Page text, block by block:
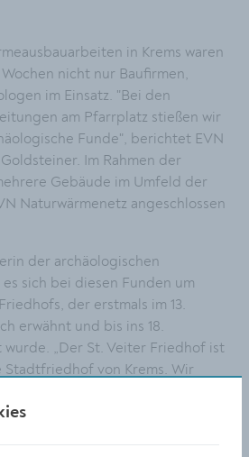
in Krems waren
nicht nur Baufirmen,
im Einsatz. "Bei den
am Pfarrplatz stießen wir
Funde", berichtet EVN
Im Rahmen der
Gebäude im Umfeld der
Naturwärmenetz angeschlossen
der archäologischen
sich bei diesen Funden um
der erstmals im 13.
erwähnt und bis ins 18.
„Der St. Veiter Friedhof ist
von Krems. Wir
und anschließend geborgen